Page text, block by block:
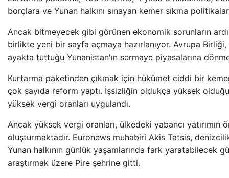
borçlara ve Yunan halkını sınayan kemer sıkma
Ancak bitmeyecek gibi görünen ekonomik sorunların
birlikte yeni bir sayfa açmaya hazırlanıyor. Avrupa
ayakta tuttuğu Yunanistan'ın sermaye piyasalarına
Kurtarma paketinden çıkmak için hükümet ciddi bir
çok sayıda reform yaptı. İşsizliğin oldukça yüksek
yüksek vergi oranları uygulandı.
Ancak yüksek vergi oranları, ülkedeki yabancı yatırımın
oluşturmaktadır. Euronews muhabiri Akis Tatsis,
Yunan halkının günlük yaşamlarında fark yaratabilecek
araştırmak üzere Pire şehrine gitti.